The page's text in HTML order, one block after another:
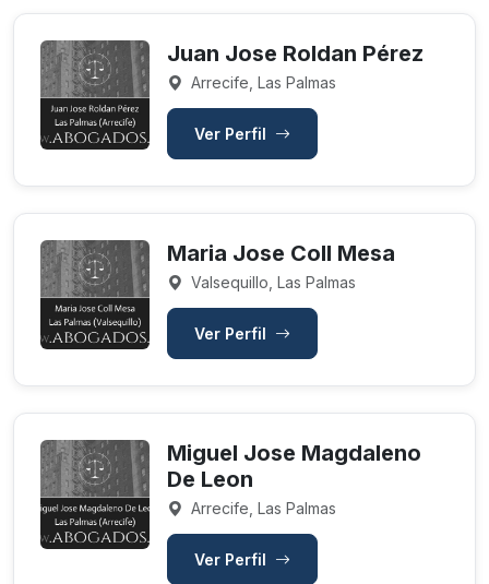
Juan Jose Roldan Pérez
Arrecife, Las Palmas
Ver Perfil
Maria Jose Coll Mesa
Valsequillo, Las Palmas
Ver Perfil
Miguel Jose Magdaleno
De Leon
Arrecife, Las Palmas
Ver Perfil